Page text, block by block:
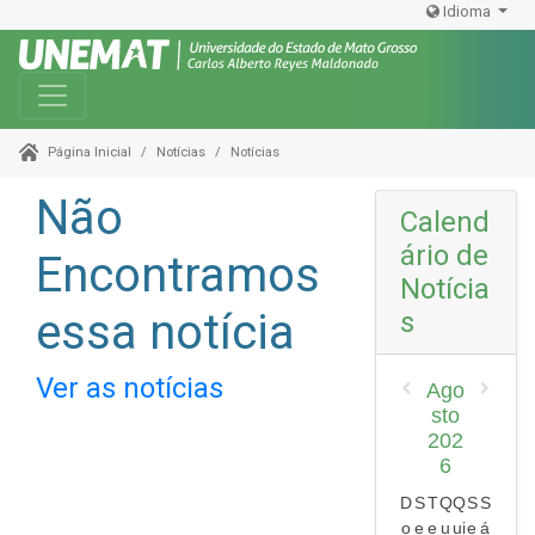
Idioma
Toggle navigation
Página Inicial Notícias Notícias
Não
Encontramos
essa notícia
Ver as notícias
Calend
ário de
Notícia
s
Ago
sto
202
6
D
o
S
e
T
e
Q
u
Q
ui
S
e
S
á